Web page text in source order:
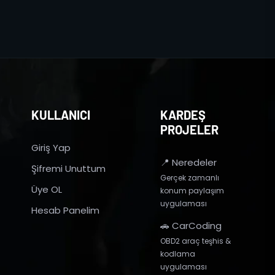
KULLANICI
Giriş Yap
Şifremi Unuttum
Üye OL
Hesab Panelim
KARDEŞ
PROJELER
📍 Neredeler
Gerçek zamanlı
konum paylaşım
uygulaması
🚗 CarCoding
OBD2 araç teşhis &
kodlama
uygulaması